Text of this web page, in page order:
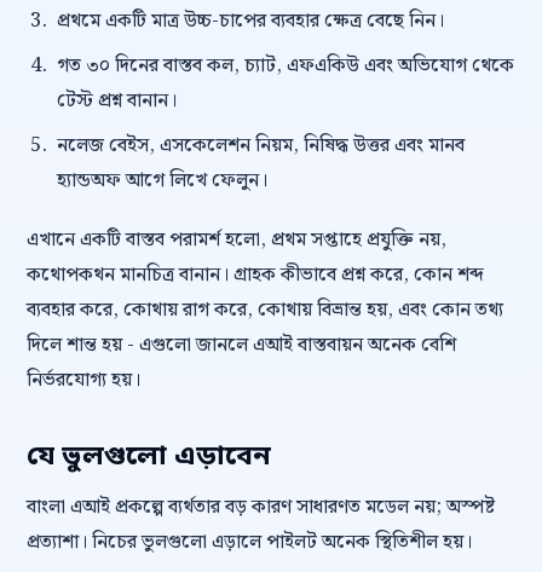
প্রথমে একটি মাত্র উচ্চ-চাপের ব্যবহার ক্ষেত্র বেছে নিন।
গত ৩০ দিনের বাস্তব কল, চ্যাট, এফএকিউ এবং অভিযোগ থেকে
টেস্ট প্রশ্ন বানান।
নলেজ বেইস, এসকেলেশন নিয়ম, নিষিদ্ধ উত্তর এবং মানব
হ্যান্ডঅফ আগে লিখে ফেলুন।
এখানে একটি বাস্তব পরামর্শ হলো, প্রথম সপ্তাহে প্রযুক্তি নয়,
কথোপকথন মানচিত্র বানান। গ্রাহক কীভাবে প্রশ্ন করে, কোন শব্দ
ব্যবহার করে, কোথায় রাগ করে, কোথায় বিভ্রান্ত হয়, এবং কোন তথ্য
দিলে শান্ত হয় - এগুলো জানলে এআই বাস্তবায়ন অনেক বেশি
নির্ভরযোগ্য হয়।
যে ভুলগুলো এড়াবেন
বাংলা এআই প্রকল্পে ব্যর্থতার বড় কারণ সাধারণত মডেল নয়; অস্পষ্ট
প্রত্যাশা। নিচের ভুলগুলো এড়ালে পাইলট অনেক স্থিতিশীল হয়।